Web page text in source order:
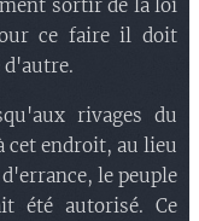
sortir de la loi
ce faire il doit
d'autre.
rivages du
cet endroit, au lieu
le peuple
été autorisé. Ce